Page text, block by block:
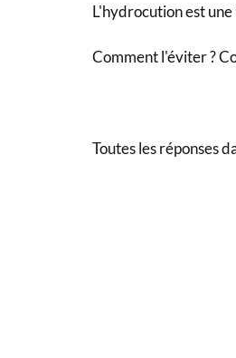
L'hydrocution est
Comment l'éviter ?
Toutes les réponses